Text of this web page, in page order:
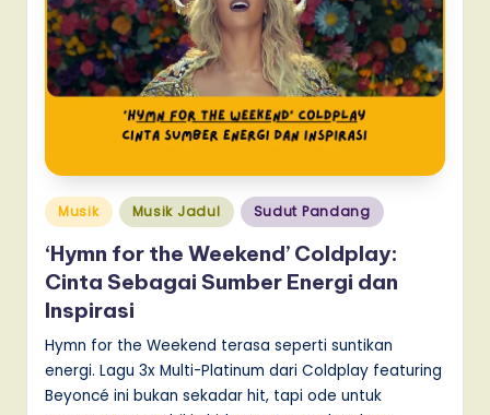
Posted
in
Musik Musik Jadul Sudut Pandang
‘Hymn for the Weekend’ Coldplay:
Cinta Sebagai Sumber Energi dan
Inspirasi
Hymn for the Weekend terasa seperti suntikan
energi. Lagu 3x Multi-Platinum dari Coldplay featuring
Beyoncé ini bukan sekadar hit, tapi ode untuk